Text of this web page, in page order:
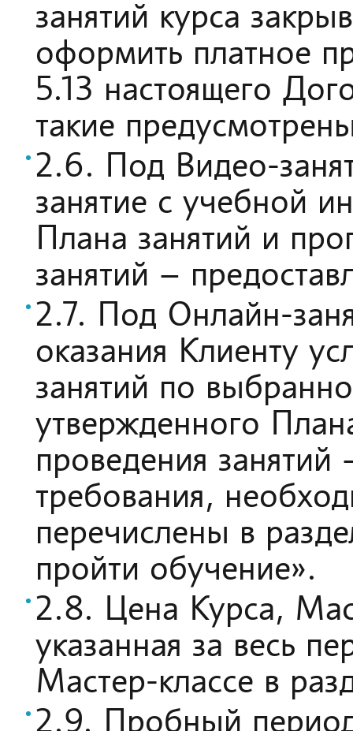
занятий курса
оформить платное
5.13 настоящего
такие
2.6. Под Видео-
занятие с учебной
Плана занятий и
занятий –
2.7. Под Онлайн-
оказания Клиенту
занятий по
утвержденного
проведения
требования,
перечислены в
пройти обучение».
2.8. Цена Курса,
указанная за весь
Мастер-классе в
2.9. Пробный